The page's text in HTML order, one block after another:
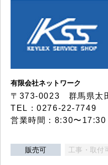
有限会社ネットワーク
〒373-0023 群馬県太
TEL：0276-22-7749
営業時間：8:30〜17:30
販売可 工事・取付